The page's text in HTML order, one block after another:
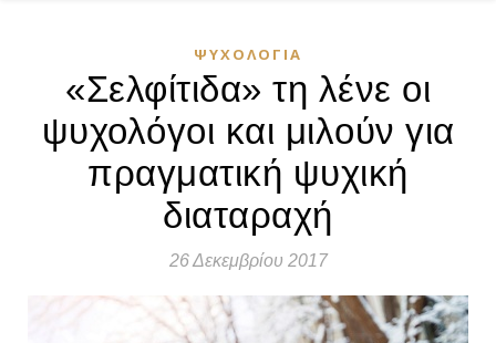
ΨΥΧΟΛΟΓΊΑ
«Σελφίτιδα» τη λένε οι
ψυχολόγοι και μιλούν για
πραγματική ψυχική
διαταραχή
26 Δεκεμβρίου 2017